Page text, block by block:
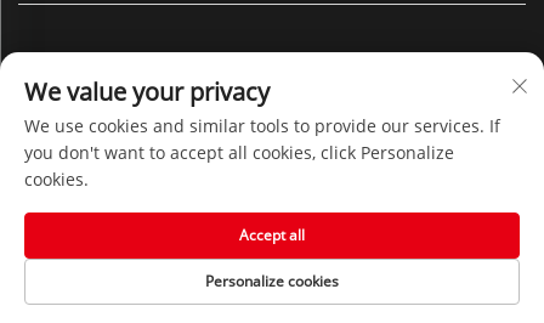
Volg Ons
Alle regte voorbehou © 2025 deur Shandong Juhuan New
Material Technology Co., Ltd. -Privaatheidspolitiek
We value your privacy
We use cookies and similar tools to provide our services. If
you don't want to accept all cookies, click Personalize
cookies.
Personalize cookies
Accept all